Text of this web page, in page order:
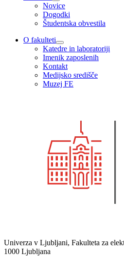
Novice
Dogodki
Študentska obvestila
O fakulteti
Katedre in laboratoriji
Imenik zaposlenih
Kontakt
Medijsko središče
Muzej FE
Univerza v Ljubljani, Fakulteta za
1000 Ljubljana